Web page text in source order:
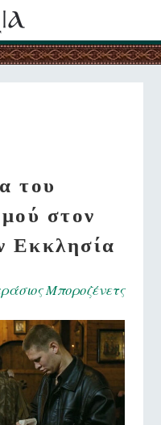
του
στον
Εκκλησία
Μποροζένετς